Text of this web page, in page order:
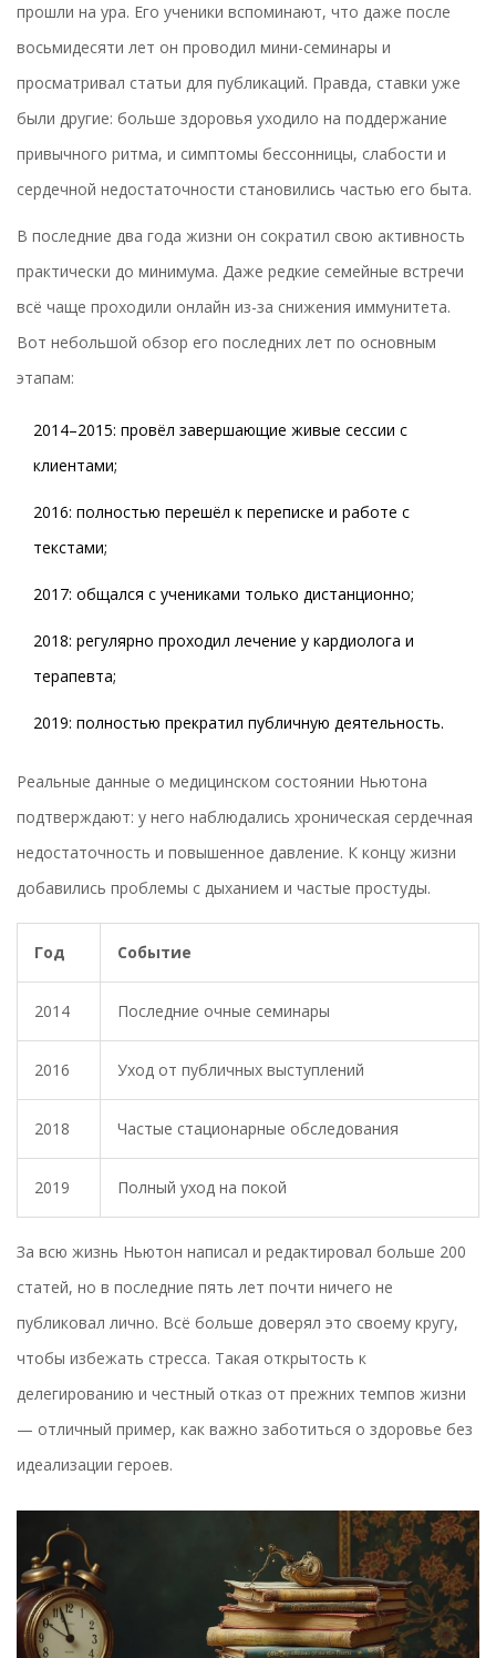
прошли на ура. Его ученики вспоминают, что даже после
восьмидесяти лет он проводил мини-семинары и
просматривал статьи для публикаций. Правда, ставки уже
были другие: больше здоровья уходило на поддержание
привычного ритма, и симптомы бессонницы, слабости и
сердечной недостаточности становились частью его быта.
В последние два года жизни он сократил свою активность
практически до минимума. Даже редкие семейные встречи
всё чаще проходили онлайн из-за снижения иммунитета.
Вот небольшой обзор его последних лет по основным
этапам:
2014–2015: провёл завершающие живые сессии с
клиентами;
2016: полностью перешёл к переписке и работе с
текстами;
2017: общался с учениками только дистанционно;
2018: регулярно проходил лечение у кардиолога и
терапевта;
2019: полностью прекратил публичную деятельность.
Реальные данные о медицинском состоянии Ньютона
подтверждают: у него наблюдались хроническая сердечная
недостаточность и повышенное давление. К концу жизни
добавились проблемы с дыханием и частые простуды.
Год Событие
2014 Последние очные семинары
2016 Уход от публичных выступлений
2018 Частые стационарные обследования
2019 Полный уход на покой
За всю жизнь Ньютон написал и редактировал больше 200
статей, но в последние пять лет почти ничего не
публиковал лично. Всё больше доверял это своему кругу,
чтобы избежать стресса. Такая открытость к
делегированию и честный отказ от прежних темпов жизни
— отличный пример, как важно заботиться о здоровье без
идеализации героев.